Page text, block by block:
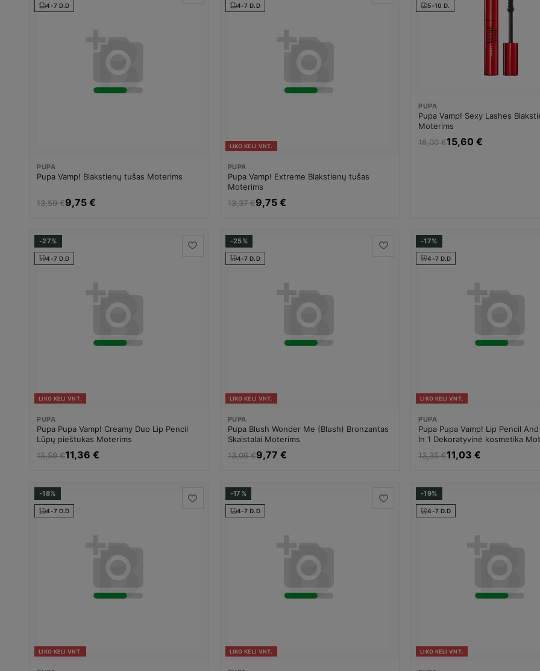
4-7 D.D
PUPA
Pupa Vamp! Blakstienų tušas Moterims
13,59 €9,75 €
4-7 D.D
LIKO KELI VNT.
PUPA
Pupa Vamp! Extreme Blakstienų tušas
Moterims
13,37 €9,75 €
5-10 D.
PUPA
Pupa Vamp! Sexy Lashes
Moterims
18,00 €15,60 €
-27%
4-7 D.D
LIKO KELI VNT.
PUPA
Pupa Pupa Vamp! Creamy Duo Lip Pencil
Lūpų pieštukas Moterims
15,59 €11,36 €
-25%
4-7 D.D
LIKO KELI VNT.
PUPA
Pupa Blush Wonder Me (Blush) Bronzantas
Skaistalai Moterims
13,06 €9,77 €
-17%
4-7 D.D
LIKO KELI VNT.
PUPA
Pupa Pupa Vamp! Lip Pencil
In 1 Dekoratyvinė kosmetika
13,35 €11,03 €
-18%
4-7 D.D
LIKO KELI VNT.
-17%
4-7 D.D
LIKO KELI VNT.
-19%
4-7 D.D
LIKO KELI VNT.